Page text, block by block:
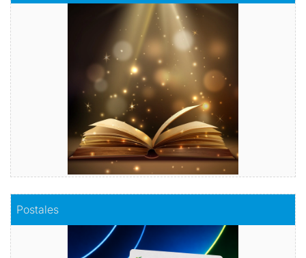
Haz realidad tu historia
Comprar
Postales
Dale vida a tus emociones con nuestras
Comprar